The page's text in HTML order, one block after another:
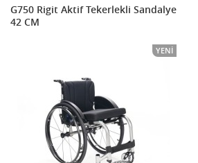
G750 Rigit Aktif Tekerlekli Sandalye
42 CM
YENI